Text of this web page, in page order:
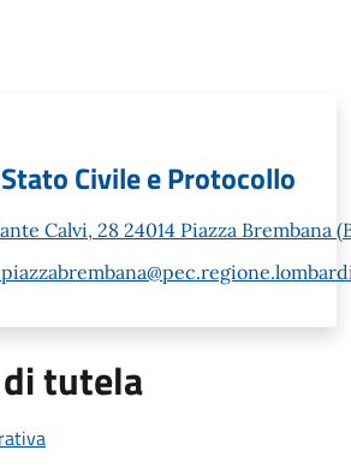
Civile e Protocollo
Calvi, 28 24014 Piazza Brembana
tutela